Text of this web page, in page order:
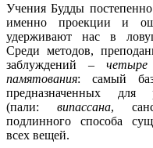
Учения Будды
именно проекции и
удерживают нас в
Среди методов,
заблуждений – четыре
памятования: самый
предназначенных для
(пали: випассана,
подлинного способа
всех вещей.